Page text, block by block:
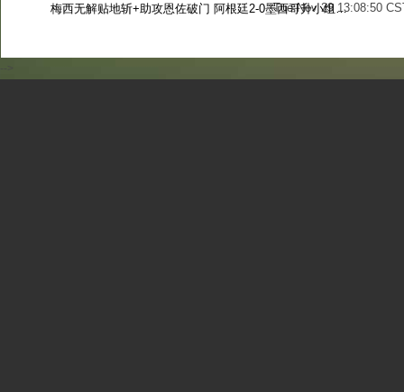
Tue Nov 29 13:08:50
梅西无解贴地斩+助攻恩佐破门 阿根廷2-0墨西哥升小组第二